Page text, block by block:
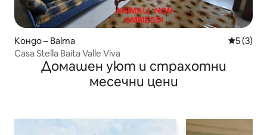
Кондо – Balma Средна
5 (3)
Casa Stella Baita Valle Viva
Домашен уют и страхотни
месечни цени